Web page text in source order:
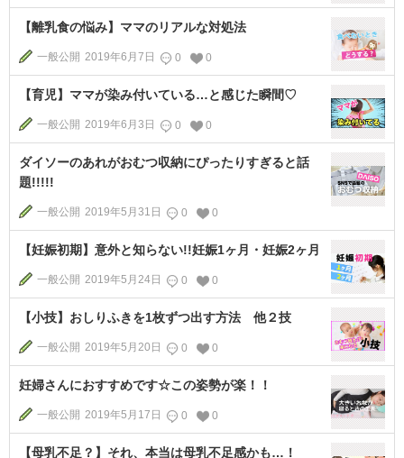
【離乳食の悩み】ママのリアルな対処法
一般公開 2019年6月7日 0 0
【育児】ママが染み付いている…と感じた瞬間♡
一般公開 2019年6月3日 0 0
ダイソーのあれがおむつ収納にぴったりすぎると話
題!!!!!
一般公開 2019年5月31日 0 0
【妊娠初期】意外と知らない!!妊娠1ヶ月・妊娠2ヶ月
一般公開 2019年5月24日 0 0
【小技】おしりふきを1枚ずつ出す方法 他２技
一般公開 2019年5月20日 0 0
妊婦さんにおすすめです☆この姿勢が楽！！
一般公開 2019年5月17日 0 0
【母乳不足？】それ、本当は母乳不足感かも…！